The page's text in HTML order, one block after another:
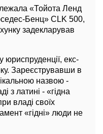
«Тойота Ленд
Бенц» CLK 500,
задекларував
юриспруденції, екс-
Зареєструвавши в
назвою -
з латині - «гідна
владі своїх
«гідні» люди не